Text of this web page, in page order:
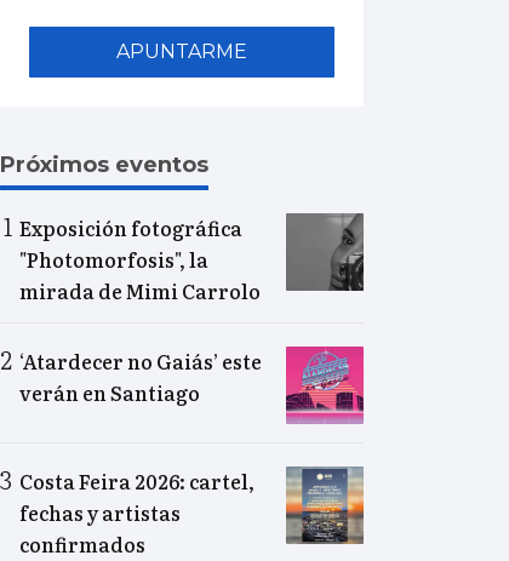
APUNTARME
Próximos eventos
Exposición fotográfica
"Photomorfosis", la
mirada de Mimi Carrolo
‘Atardecer no Gaiás’ este
verán en Santiago
Costa Feira 2026: cartel,
fechas y artistas
confirmados